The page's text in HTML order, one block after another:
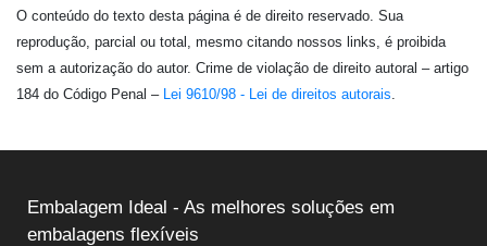
O conteúdo do texto desta página é de direito reservado. Sua
reprodução, parcial ou total, mesmo citando nossos links, é proibida
sem a autorização do autor. Crime de violação de direito autoral – artigo
184 do Código Penal – Lei 9610/98 - Lei de direitos autorais.
Embalagem Ideal - As melhores soluções em
embalagens flexíveis